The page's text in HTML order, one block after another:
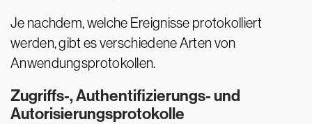
Je nachdem, welche Ereignisse protokolliert
werden, gibt es verschiedene Arten von
Anwendungsprotokollen.
Zugriffs-, Authentifizierungs- und
Autorisierungsprotokolle